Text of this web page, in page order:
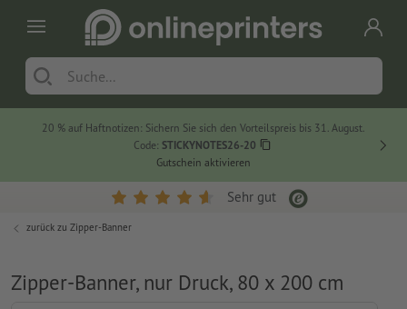
20 % auf Haftnotizen: Sichern Sie sich den Vorteilspreis bis 31. August.
Code: STICKYNOTES26-20
Gutschein aktivieren
Sehr gut
zurück zu Zipper-Banner
Zipper-Banner, nur Druck, 80 x 200 cm